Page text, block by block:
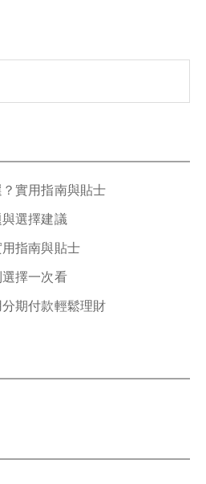
實用指南與貼士
選擇建議
指南與貼士
擇一次看
期付款輕鬆理財